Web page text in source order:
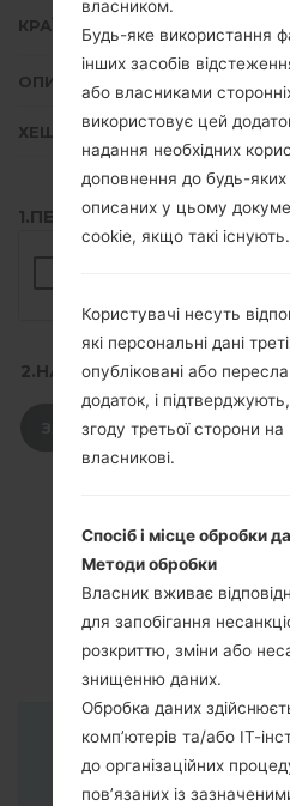
КРАЇНА
ОПИС
ХЕШ
1.ПЕРЕВІРТИ НАЯВНІСТЬ
2.НАТИСНІТЬ, ЩОБ
ЗАВАНТАЖИТИ
власником.
Будь-яке використання
інших засобів
або власниками
використовує цей
надання необхідних
доповнення до будь-яких
описаних у цьому
cookie, якщо такі існують.
Користувачі несуть
які персональні дані
опубліковані або
додаток, і
згоду третьої сторони на
власникові.
Спосіб і місце обробки
Методи обробки
Власник вживає
для запобігання
розкриттю, зміни або
знищенню даних.
Обробка даних
комп’ютерів та/або ІТ-
до організаційних
пов’язаних із